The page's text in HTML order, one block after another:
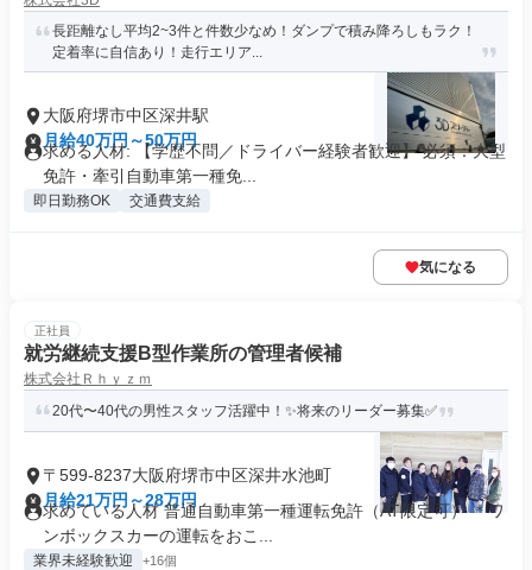
長距離なし平均2~3件と件数少なめ！ダンプで積み降ろしもラク！
定着率に自信あり！走行エリア...
大阪府堺市中区深井駅
月給40万円～50万円
求める人材: 【学歴不問／ドライバー経験者歓迎】 必須：大型
免許・牽引自動車第一種免...
即日勤務OK 交通費支給
気になる
正社員
就労継続支援B型作業所の管理者候補
株式会社Ｒｈｙｚｍ
20代〜40代の男性スタッフ活躍中！✨将来のリーダー募集✅
〒599-8237大阪府堺市中区深井水池町
月給21万円～28万円
求めている人材 普通自動車第一種運転免許（AT限定可） ＊ワ
ンボックスカーの運転をおこ...
業界未経験歓迎 +16個